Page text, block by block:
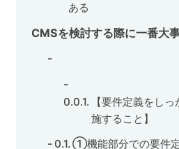
ある
CMSを検討する際に一番大
【要件定義をし
施すること】
①機能部分での要件